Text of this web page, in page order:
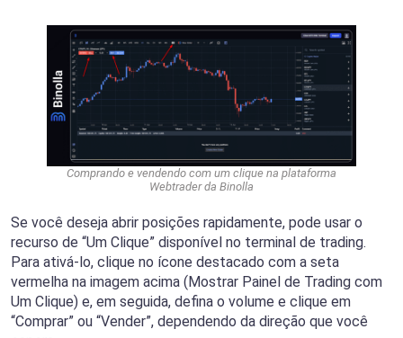
Comprando e vendendo com um clique na plataforma
Webtrader da Binolla
Se você deseja abrir posições rapidamente, pode usar o
recurso de “Um Clique” disponível no terminal de trading.
Para ativá-lo, clique no ícone destacado com a seta
vermelha na imagem acima (Mostrar Painel de Trading com
Um Clique) e, em seguida, defina o volume e clique em
“Comprar” ou “Vender”, dependendo da direção que você